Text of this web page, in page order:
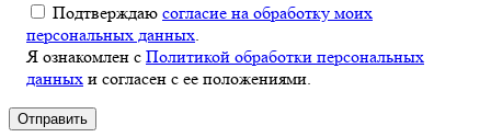
Подтверждаю согласие на обработку моих
персональных данных
Я ознакомлен с Политикой обработки персональных
данных и согласен с ее положениями.